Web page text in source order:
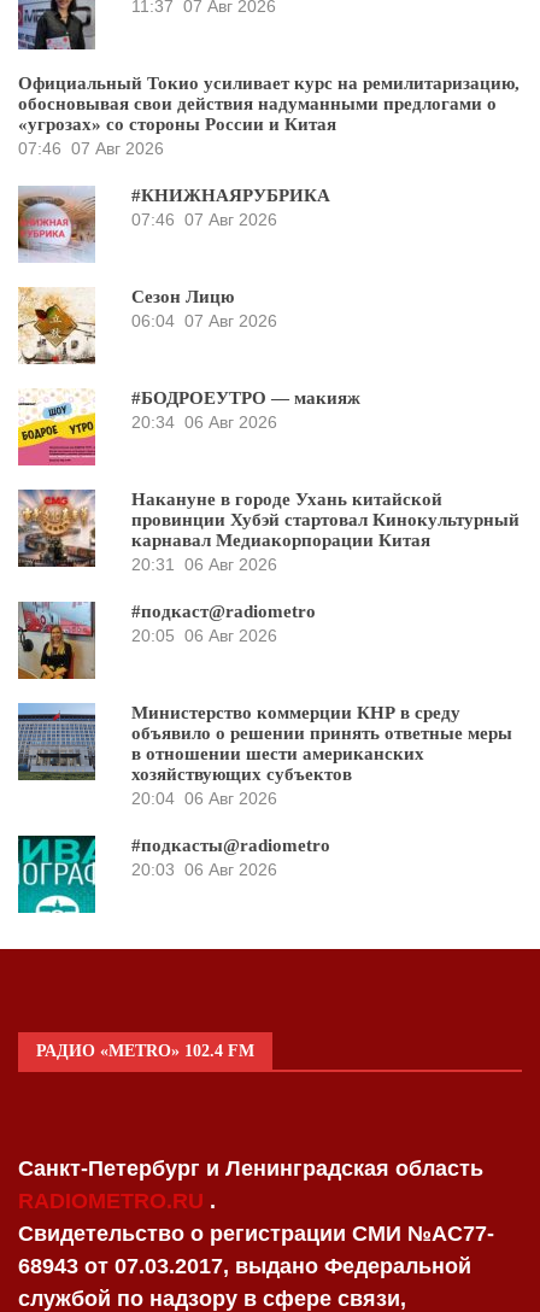
11:37 07 Авг 2026
Официальный Токио усиливает курс на ремилитаризацию,
обосновывая свои действия надуманными предлогами о
«угрозах» со стороны России и Китая
07:46 07 Авг 2026
#КНИЖНАЯРУБРИКА
07:46 07 Авг 2026
Сезон Лицю
06:04 07 Авг 2026
#БОДРОЕУТРО — макияж
20:34 06 Авг 2026
Накануне в городе Ухань китайской
провинции Хубэй стартовал Кинокультурный
карнавал Медиакорпорации Китая
20:31
06 Авг 2026
#подкаст@radiometro
20:05 06 Авг 2026
Министерство коммерции КНР в среду
объявило о решении принять ответные меры
в отношении шести американских
хозяйствующих субъектов
20:04 06 Авг 2026
#подкасты@radiometro
20:03 06 Авг 2026
РАДИО «METRO» 102.4 FM
Санкт-Петербург и Ленинградская область
RADIOMETRO.RU .
Свидетельство о регистрации СМИ №AC77-
68943 от 07.03.2017, выдано Федеральной
службой по надзору в сфере связи,